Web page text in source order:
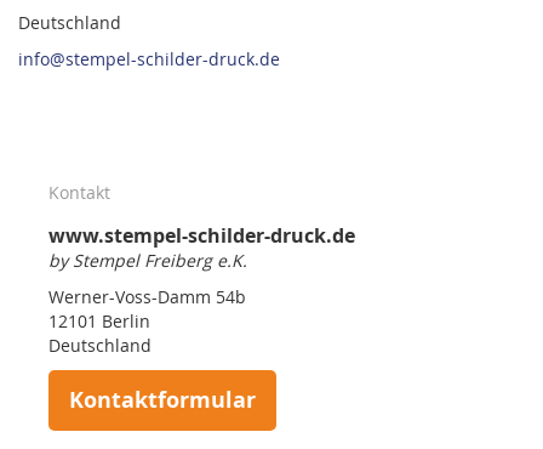
Deutschland
info@stempel-schilder-druck.de
Kontakt
www.stempel-schilder-druck.de
by Stempel Freiberg e.K.
Werner-Voss-Damm 54b
12101 Berlin
Deutschland
Kontaktformular